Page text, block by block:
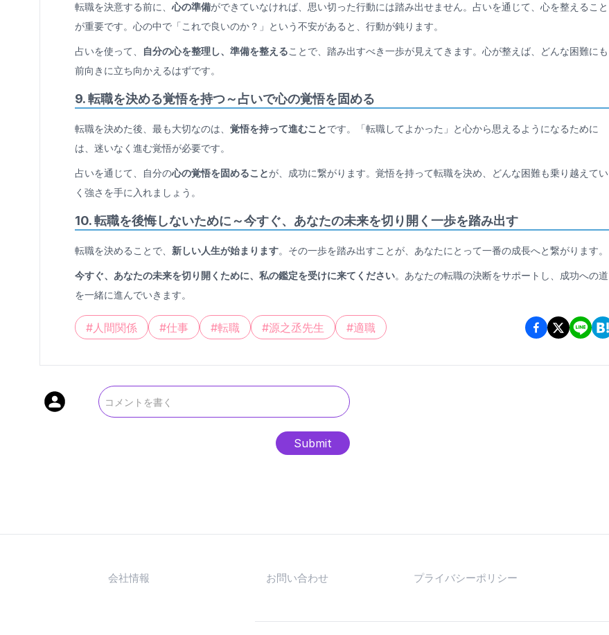
転職を決意する前に、 心の準備ができていなければ、思い切った行動には踏み出せません。占いを通じて、心を整えること
が重要です。心の中で「これで良いのか？」という不安があると、行動が鈍ります。
占いを使って、 自分の心を整理し、準備を整えることで、踏み出すべき一歩が見えてきます。心が整えば、どんな困難にも
前向きに立ち向かえるはずです。
9.転職を決める覚悟を持つ～占いで心の覚悟を固める
転職を決めた後、最も大切なのは、 覚悟を持って進むことです。「転職してよかった」と心から思えるようになるために
は、迷いなく進む覚悟が必要です。
占いを通じて、自分の心の覚悟を固めることが、成功に繋がります。覚悟を持って転職を決め、どんな困難も乗り越えてい
く強さを手に入れましょう。
10.転職を後悔しないために～今すぐ、あなたの未来を切り開く一歩を踏み出す
転職を決めることで、 新しい人生が始まります。その一歩を踏み出すことが、あなたにとって一番の成長へと繋がります。
今すぐ、あなたの未来を切り開くために、私の鑑定を受けに来てください。あなたの転職の決断をサポートし、成功への道
を一緒に進んでいきます。
# 人間関係 #仕事 #転職 #源之丞先生 #適職
Submit
会社情報 お問い合わせ プライバシーポリシー